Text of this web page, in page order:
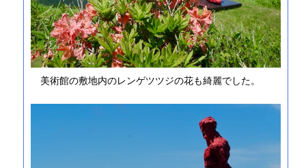
美術館の敷地内のレンゲツツジの花も綺麗でした。